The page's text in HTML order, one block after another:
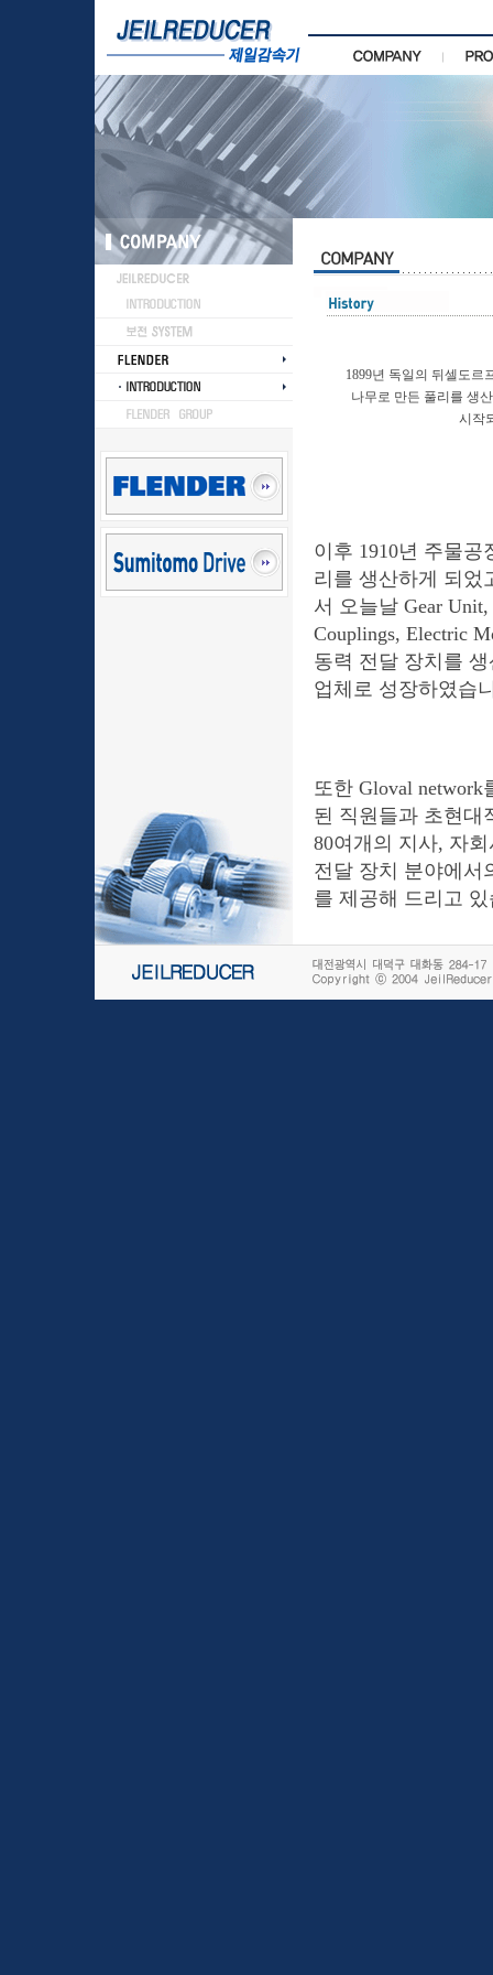
1899년 독일의 뒤셀도르
나무로 만든 풀리를 생
시작
이후 1910년 주물
리를 생산하게 되었
서 오늘날 Gear Unit,
Couplings, Electric
동력 전달 장치를
업체로 성장하였습
또한 Gloval network
된 직원들과 초현대
80여개의 지사, 자
전달 장치 분야에서
를 제공해 드리고